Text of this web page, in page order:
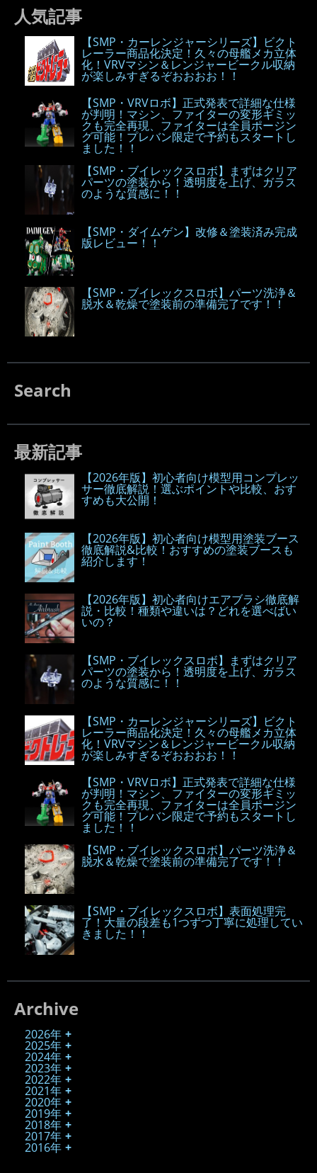
人気記事
【SMP・カーレンジャーシリーズ】ビクト
レーラー商品化決定！久々の母艦メカ立体
化！VRVマシン＆レンジャービークル収納
が楽しみすぎるぞおおおお！！
【SMP・VRVロボ】正式発表で詳細な仕様
が判明！マシン、ファイターの変形ギミッ
クも完全再現、ファイターは全員ポージン
グ可能！プレバン限定で予約もスタートし
ました！！
【SMP・ブイレックスロボ】まずはクリア
パーツの塗装から！透明度を上げ、ガラス
のような質感に！！
【SMP・ダイムゲン】改修＆塗装済み完成
版レビュー！！
【SMP・ブイレックスロボ】パーツ洗浄＆
脱水＆乾燥で塗装前の準備完了です！！
Search
最新記事
【2026年版】初心者向け模型用コンプレッ
サー徹底解説！選ぶポイントや比較、おす
すめも大公開！
【2026年版】初心者向け模型用塗装ブース
徹底解説&比較！おすすめの塗装ブースも
紹介します！
【2026年版】初心者向けエアブラシ徹底解
説・比較！種類や違いは？どれを選べばい
いの？
【SMP・ブイレックスロボ】まずはクリア
パーツの塗装から！透明度を上げ、ガラス
のような質感に！！
【SMP・カーレンジャーシリーズ】ビクト
レーラー商品化決定！久々の母艦メカ立体
化！VRVマシン＆レンジャービークル収納
が楽しみすぎるぞおおおお！！
【SMP・VRVロボ】正式発表で詳細な仕様
が判明！マシン、ファイターの変形ギミッ
クも完全再現、ファイターは全員ポージン
グ可能！プレバン限定で予約もスタートし
ました！！
【SMP・ブイレックスロボ】パーツ洗浄＆
脱水＆乾燥で塗装前の準備完了です！！
【SMP・ブイレックスロボ】表面処理完
了！大量の段差も1つずつ丁寧に処理してい
きました！！
Archive
2026年
2025年
2024年
2023年
2022年
2021年
2020年
2019年
2018年
2017年
2016年